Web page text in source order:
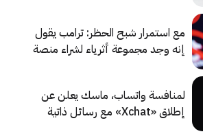
مع استمرار شبح الحظر: ترامب يقول
إنه وجد مجموعة أثرياء لشراء منصة
لمنافسة واتساب، ماسك يعلن عن
إطلاق «Xchat» مع رسائل ذاتية